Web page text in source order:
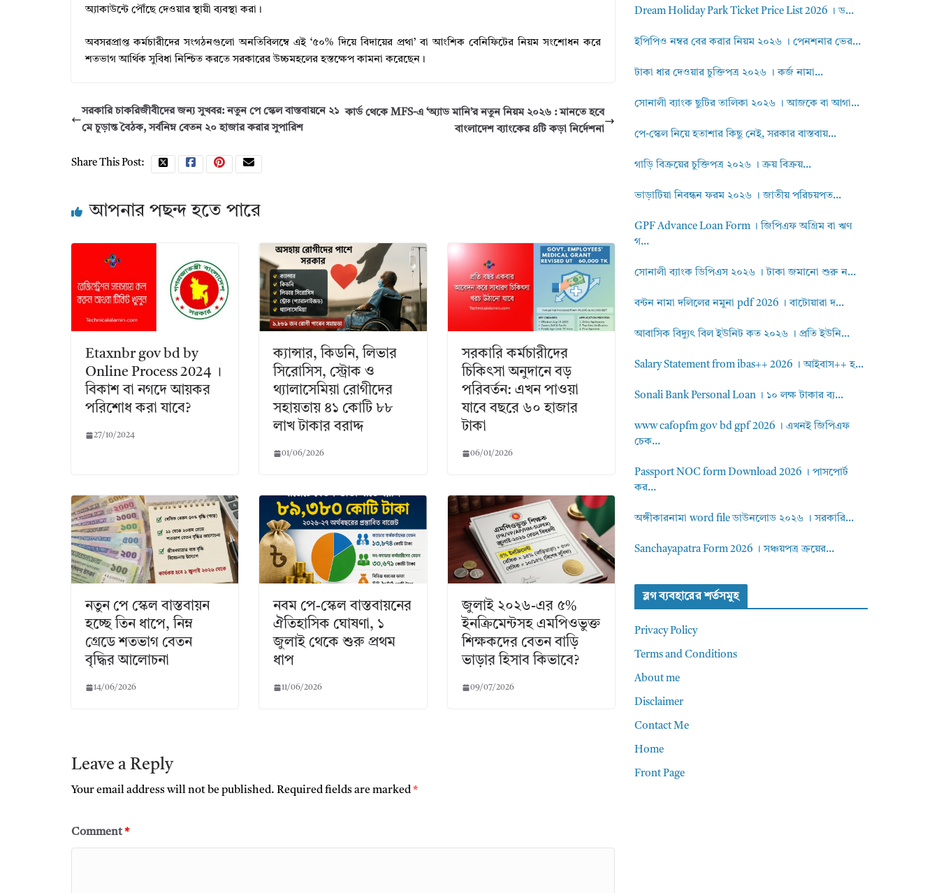
অ্যাকাউন্টে পৌঁছে দেওয়ার স্থায়ী ব্যবস্থা করা।
অবসরপ্রাপ্ত কর্মচারীদের সংগঠনগুলো অনতিবিলম্বে এই ‘৫০% দিয়ে বিদায়ের প্রথা’ বা আংশিক বেনিফিটের নিয়ম সংশোধন করে
শতভাগ আর্থিক সুবিধা নিশ্চিত করতে সরকারের উচ্চমহলের হস্তক্ষেপ কামনা করেছেন।
সরকারি চাকরিজীবীদের জন্য সুখবর: নতুন পে স্কেল বাস্তবায়নে ২১
মে চূড়ান্ত বৈঠক, সর্বনিম্ন বেতন ২০ হাজার করার সুপারিশ
কার্ড থেকে MFS-এ ‘অ্যাড মানি’র নতুন নিয়ম ২০২৬ : মানতে হবে
বাংলাদেশ ব্যাংকের ৪টি কড়া নির্দেশনা
Share This Post:
আপনার পছন্দ হতে পারে
Etaxnbr gov bd by
Online Process 2024 ।
বিকাশ বা নগদে আয়কর
পরিশোধ করা যাবে?
27/10/2024
ক্যান্সার, কিডনি, লিভার
সিরোসিস, স্ট্রোক ও
থ্যালাসেমিয়া রোগীদের
সহায়তায় ৪১ কোটি ৮৮
লাখ টাকার বরাদ্দ
01/06/2026
সরকারি কর্মচারীদের
চিকিৎসা অনুদানে বড়
পরিবর্তন: এখন পাওয়া
যাবে বছরে ৬০ হাজার
টাকা
06/01/2026
নতুন পে স্কেল বাস্তবায়ন
হচ্ছে তিন ধাপে, নিম্ন
গ্রেডে শতভাগ বেতন
বৃদ্ধির আলোচনা
14/06/2026
নবম পে-স্কেল বাস্তবায়নের
ঐতিহাসিক ঘোষণা, ১
জুলাই থেকে শুরু প্রথম
ধাপ
11/06/2026
জুলাই ২০২৬-এর ৫%
ইনক্রিমেন্টসহ এমপিওভুক্ত
শিক্ষকদের বেতন বাড়ি
ভাড়ার হিসাব কিভাবে?
09/07/2026
Leave a Reply
Your email address will not be published. Required fields are marked*
Comment*
Dream Holiday Park Ticket Price List 2026 । ড...
ইপিপিও নম্বর বের করার নিয়ম ২০২৬ । পেনশনার ভের...
টাকা ধার দেওয়ার চুক্তিপত্র ২০২৬ । কর্জ নামা...
সোনালী ব্যাংক ছুটির তালিকা ২০২৬ । আজকে বা আগা...
পে-স্কেল নিয়ে হতাশার কিছু নেই, সরকার বাস্তবায়...
গাড়ি বিক্রয়ের চুক্তিপত্র ২০২৬ । ক্রয় বিক্রয়...
ভাড়াটিয়া নিবন্ধন ফরম ২০২৬ । জাতীয় পরিচয়পত...
GPF Advance Loan Form । জিপিএফ অগ্রিম বা ঋণ
গ...
সোনালী ব্যাংক ডিপিএস ২০২৬ । টাকা জমানো শুরু ন...
বন্টন নামা দলিলের নমুনা pdf 2026 । বাটোয়ারা দ...
আবাসিক বিদ্যুৎ বিল ইউনিট কত ২০২৬ । প্রতি ইউনি...
Salary Statement from ibas++ 2026 । আইবাস++ হ...
Sonali Bank Personal Loan । ১০ লক্ষ টাকার ব্য...
www cafopfm gov bd gpf 2026 । এখনই জিপিএফ
চেক...
Passport NOC form Download 2026 । পাসপোর্ট
কর...
অঙ্গীকারনামা word file ডাউনলোড ২০২৬ । সরকারি...
Sanchayapatra Form 2026 । সঞ্চয়পত্র ক্রয়ের...
ব্লগ ব্যবহারের শর্তসমুহ
Privacy Policy
Terms and Conditions
About me
Disclaimer
Contact Me
Home
Front Page